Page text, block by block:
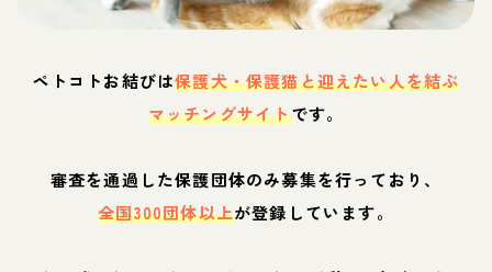
ペトコトお結びは保護犬・保護猫と迎えたい人を結ぶ
マッチングサイトです。
審査を通過した保護団体のみ募集を行っており、
全国300団体以上が登録しています。